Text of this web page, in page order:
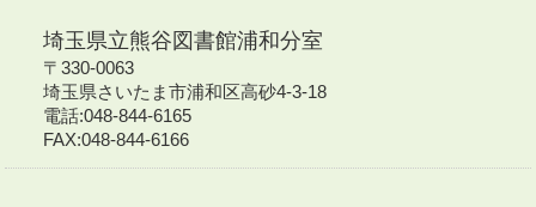
埼玉県立熊谷図書館浦和分室
〒330-0063
埼玉県さいたま市浦和区高砂4-3-18
電話:048-844-6165
FAX:048-844-6166